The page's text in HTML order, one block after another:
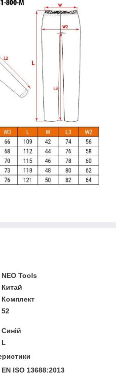
NEO Tools
Китай
Комплект
52
Синій
L
EN ISO 13688:2013